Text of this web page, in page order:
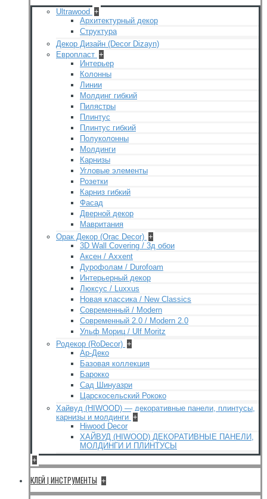
Ultrawood +
Архитектурный декор
Структура
Декор Дизайн (Decor Dizayn)
Европласт +
Интерьер
Колонны
Линии
Молдинг гибкий
Пилястры
Плинтус
Плинтус гибкий
Полуколонны
Молдинги
Карнизы
Угловые элементы
Розетки
Карниз гибкий
Фасад
Дверной декор
Мавритания
Орак Декор (Orac Decor) +
3D Wall Covering / 3д обои
Аксен / Axxent
Дурофолам / Durofoam
Интерьерный декор
Люксус / Luxxus
Новая классика / New Classics
Современный / Modern
Современный 2.0 / Modern 2.0
Ульф Мориц / Ulf Moritz
Родекор (RoDecor) +
Ар-Деко
Базовая коллекция
Барокко
Сад Шинуазри
Царскосельский Рококо
Хайвуд (HIWOOD) — декоративные панели, плинтусы,
карнизы и молдинги +
Hiwood Decor
ХАЙВУД (HIWOOD) ДЕКОРАТИВНЫЕ ПАНЕЛИ,
МОЛДИНГИ И ПЛИНТУСЫ
+
КЛЕЙ | ИНСТРУМЕНТЫ +